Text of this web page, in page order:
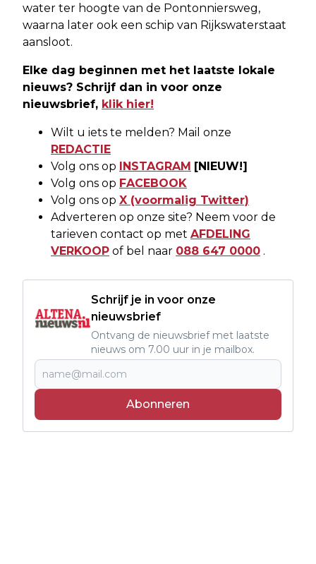
water ter hoogte van de Pontonniersweg,
waarna later ook een schip van Rijkswaterstaat
aansloot.
Elke dag beginnen met het laatste lokale
nieuws? Schrijf dan in voor onze
nieuwsbrief, klik hier!
Wilt u iets te melden? Mail onze
REDACTIE
Volg ons op INSTAGRAM [NIEUW!]
Volg ons op FACEBOOK
Volg ons op X (voormalig Twitter)
Adverteren op onze site? Neem voor de
tarieven contact op met AFDELING
VERKOOP of bel naar 088 647 0000 .
Schrijf je in voor onze
nieuwsbrief
Ontvang de nieuwsbrief met laatste
nieuws om 7.00 uur in je mailbox.
Abonneren